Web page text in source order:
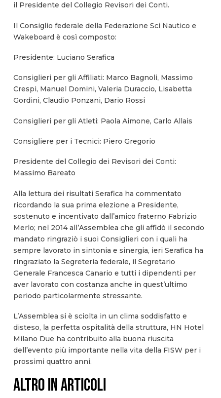
il Presidente del Collegio Revisori dei Conti.
Il Consiglio federale della Federazione Sci Nautico e
Wakeboard è così composto:
Presidente: Luciano Serafica
Consiglieri per gli Affiliati: Marco Bagnoli, Massimo
Crespi, Manuel Domini, Valeria Duraccio, Lisabetta
Gordini, Claudio Ponzani, Dario Rossi
Consiglieri per gli Atleti: Paola Aimone, Carlo Allais
Consigliere per i Tecnici: Piero Gregorio
Presidente del Collegio dei Revisori dei Conti:
Massimo Bareato
Alla lettura dei risultati Serafica ha commentato
ricordando la sua prima elezione a Presidente,
sostenuto e incentivato dall’amico fraterno Fabrizio
Merlo; nel 2014 all’Assemblea che gli affidò il secondo
mandato ringraziò i suoi Consiglieri con i quali ha
sempre lavorato in sintonia e sinergia, ieri Serafica ha
ringraziato la Segreteria federale, il Segretario
Generale Francesca Canario e tutti i dipendenti per
aver lavorato con costanza anche in quest’ultimo
periodo particolarmente stressante.
L’Assemblea si è sciolta in un clima soddisfatto e
disteso, la perfetta ospitalità della struttura, HN Hotel
Milano Due ha contribuito alla buona riuscita
dell’evento più importante nella vita della FISW per i
prossimi quattro anni.
ALTRO IN ARTICOLI